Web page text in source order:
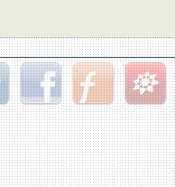
Facebook Furl StudiVZ